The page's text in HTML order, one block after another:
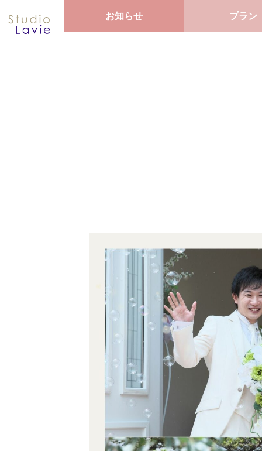
お知らせ プラン